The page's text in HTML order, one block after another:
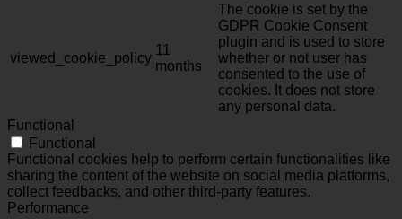
viewed_cookie_policy
11
months
The cookie is set by the
GDPR Cookie Consent
plugin and is used to store
whether or not user has
consented to the use of
cookies. It does not store
any personal data.
Functional
Functional
Functional cookies help to perform certain functionalities like
sharing the content of the website on social media platforms,
collect feedbacks, and other third-party features.
Performance